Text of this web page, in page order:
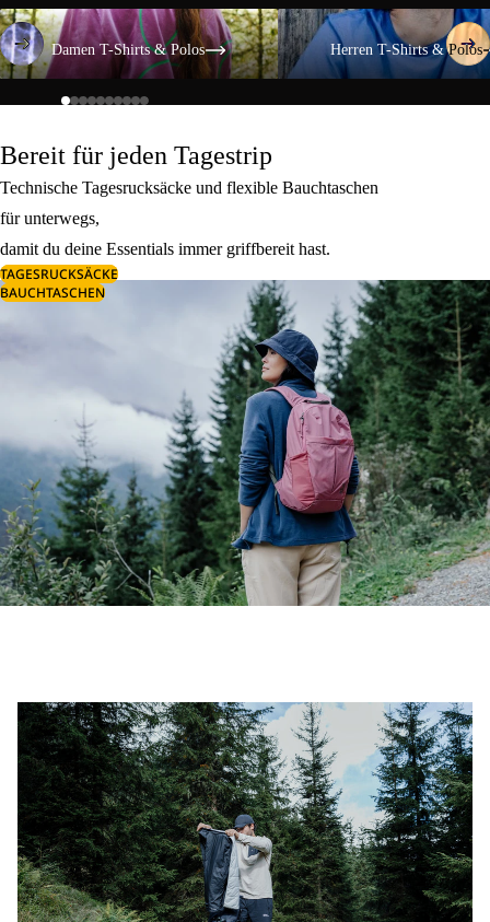
Damen T-Shirts & Polos
Damen T-Shirts & Polos
Herren T-Shirts & Polos
Herren T-Shirts & Polos
Bereit für jeden Tagestrip
Technische Tagesrucksäcke und flexible Bauchtaschen
für unterwegs,
damit du deine Essentials immer griffbereit hast.
TAGESRUCKSÄCKE
BAUCHTASCHEN